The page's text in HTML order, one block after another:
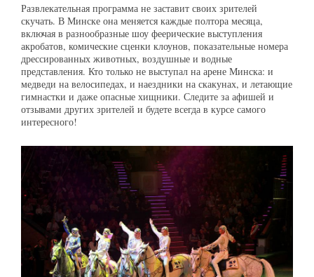
Развлекательная программа не заставит своих зрителей
скучать. В Минске она меняется каждые полтора месяца,
включая в разнообразные шоу феерические выступления
акробатов, комические сценки клоунов, показательные номера
дрессированных животных, воздушные и водные
представления. Кто только не выступал на арене Минска: и
медведи на велосипедах, и наездники на скакунах, и летающие
гимнастки и даже опасные хищники. Следите за афишей и
отзывами других зрителей и будете всегда в курсе самого
интересного!